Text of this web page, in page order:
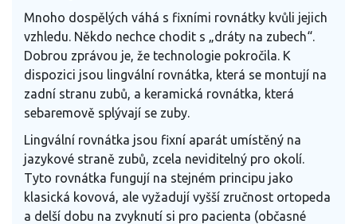
Mnoho dospělých váhá s fixními rovnátky kvůli jejich
vzhledu. Někdo nechce chodit s „dráty na zubech“.
Dobrou zprávou je, že technologie pokročila. K
dispozici jsou lingvální rovnátka, která se montují na
zadní stranu zubů, a keramická rovnátka, která
sebaremově splývají se zuby.
Lingvální rovnátka jsou fixní aparát umístěný na
jazykové straně zubů, zcela neviditelný pro okolí.
Tyto rovnátka fungují na stejném principu jako
klasická kovová, ale vyžadují vyšší zručnost ortopeda
a delší dobu na zvyknutí si pro pacienta (občasné